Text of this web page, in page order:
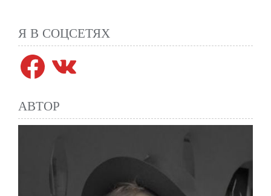
Я В СОЦСЕТЯХ
Facebook
АВТОР